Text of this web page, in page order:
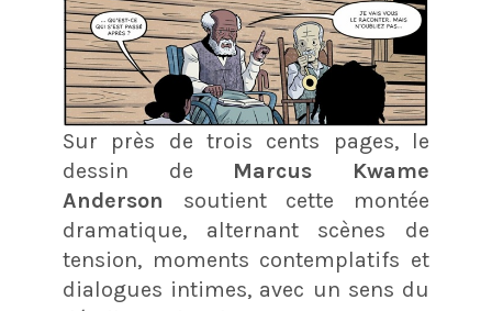
Sur près de trois cents pages, le
dessin de Marcus Kwame
Anderson soutient cette montée
dramatique, alternant scènes de
tension, moments contemplatifs et
dialogues intimes, avec un sens du